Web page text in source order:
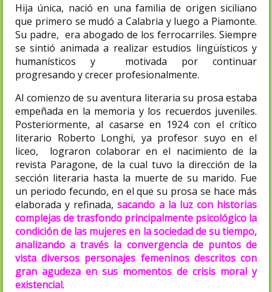
Hija única, nació en una familia de origen siciliano
que primero se mudó a Calabria y luego a Piamonte.
Su padre, era abogado de los ferrocarriles. Siempre
se sintió animada a realizar estudios lingüísticos y
humanísticos y motivada por continuar
progresando y crecer profesionalmente.
Al comienzo de su aventura literaria su prosa estaba
empeñada en la memoria y los recuerdos juveniles.
Posteriormente, al casarse en 1924 con el crítico
literario Roberto Longhi, ya profesor suyo en el
liceo, lograron colaborar en el nacimiento de la
revista Paragone, de la cual tuvo la dirección de la
sección literaria hasta la muerte de su marido. Fue
un periodo fecundo, en el que su prosa se hace más
elaborada y refinada,sacando a la luz con historias
complejas de trasfondo principalmente psicológico la
condición de las mujeres en la sociedad de su tiempo,
analizando a través la convergencia de puntos de
vista diversos personajes femeninos descritos con
gran agudeza en sus momentos de crisis moral y
existencial.